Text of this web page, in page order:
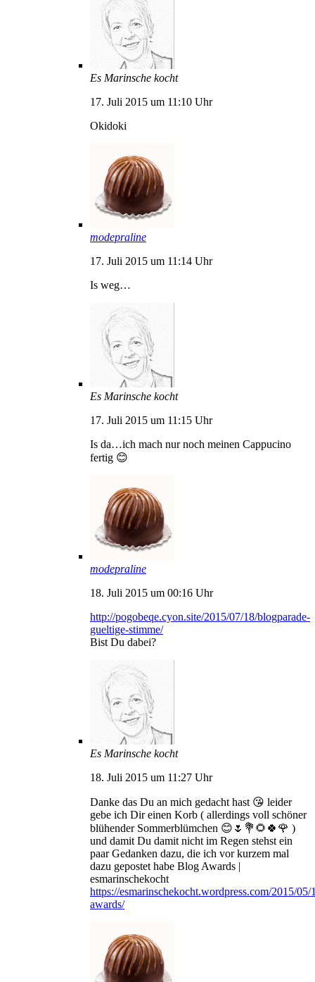
Es Marinsche kocht
17. Juli 2015 um 11:10 Uhr
Okidoki
modepraline
17. Juli 2015 um 11:14 Uhr
Is weg…
Es Marinsche kocht
17. Juli 2015 um 11:15 Uhr
Is da…ich mach nur noch meinen Cappucino
fertig 😊
modepraline
18. Juli 2015 um 00:16 Uhr
http://pogobeqe.cyon.site/2015/07/18/blogparade-
gueltige-stimme/‎
Bist Du dabei?
Es Marinsche kocht
18. Juli 2015 um 11:27 Uhr
Danke das Du an mich gedacht hast 😘 leider
gebe ich Dir einen Korb ( allerdings voll schöner
blühender Sommerblümchen 😊🌷💐🌻🍀🌹 )
und damit Du damit nicht im Regen stehst ein
paar Gedanken dazu, die ich vor kurzem mal
dazu gepostet habe Blog Awards |
esmarinschekocht
https://esmarinschekocht.wordpress.com/2015/05/
awards/